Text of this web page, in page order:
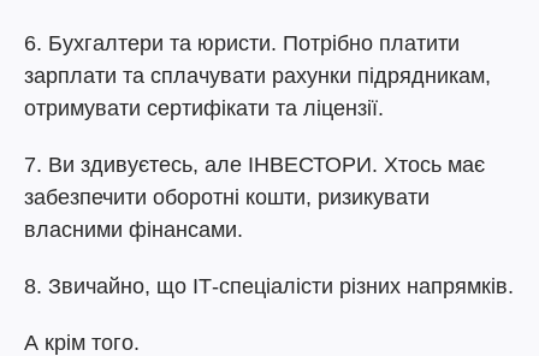
6. Бухгалтери та юристи. Потрібно платити
зарплати та сплачувати рахунки підрядникам,
отримувати сертифікати та ліцензії.
7. Ви здивуєтесь, але ІНВЕСТОРИ. Хтось має
забезпечити оборотні кошти, ризикувати
власними фінансами.
8. Звичайно, що ІТ-спеціалісти різних напрямків.
А крім того.